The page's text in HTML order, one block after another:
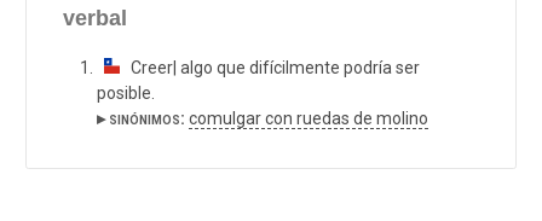
verbal
Creer| algo que difícilmente podría ser
posible.
▸ sinónimos: comulgar con ruedas de molino